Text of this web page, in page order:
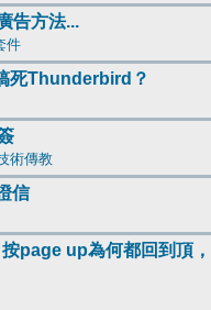
告方法...
件
死Thunderbird？
術傳教
信
page up為何都回到頂，